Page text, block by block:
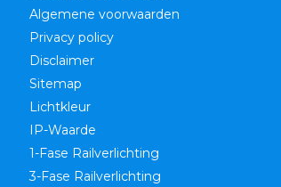
Algemene voorwaarden
Privacy policy
Disclaimer
Sitemap
Lichtkleur
IP-Waarde
1-Fase Railverlichting
3-Fase Railverlichting